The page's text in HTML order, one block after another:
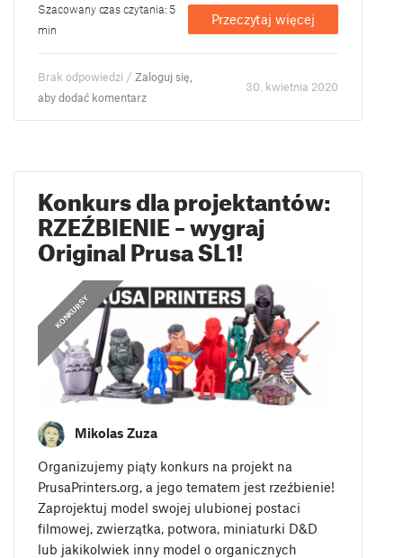
Szacowany czas czytania: 5
min
Przeczytaj więcej
Brak odpowiedzi /Zaloguj się,
aby dodać komentarz
30. kwietnia 2020
Konkurs dla projektantów:
RZEŹBIENIE – wygraj
Original Prusa SL1!
KONKURSY
Mikolas Zuza
Organizujemy piąty konkurs na projekt na
PrusaPrinters.org, a jego tematem jest rzeźbienie!
Zaprojektuj model swojej ulubionej postaci
filmowej, zwierzątka, potwora, miniaturki D&D
lub jakikolwiek inny model o organicznych